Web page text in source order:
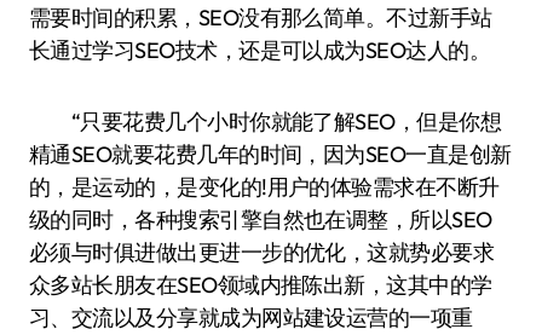
需要时间的积累，SEO没有那么简单。不过新手站
长通过学习SEO技术，还是可以成为SEO达人的。
“只要花费几个小时你就能了解SEO，但是你想
精通SEO就要花费几年的时间，因为SEO一直是创新
的，是运动的，是变化的!用户的体验需求在不断升
级的同时，各种搜索引擎自然也在调整，所以SEO
必须与时俱进做出更进一步的优化，这就势必要求
众多站长朋友在SEO领域内推陈出新，这其中的学
习、交流以及分享就成为网站建设运营的一项重